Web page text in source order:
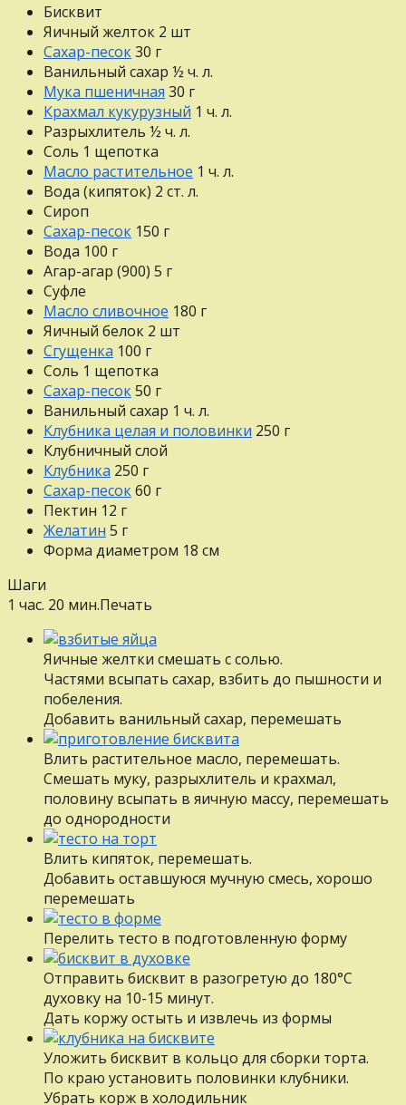
Бисквит
Яичный желток 2 шт
Сахар-песок30 г
Ванильный сахар ½ ч. л.
Мука пшеничная 30 г
Крахмал кукурузный 1 ч. л.
Разрыхлитель ½ ч. л.
Соль 1 щепотка
Масло растительное 1 ч. л.
Вода (кипяток) 2 ст. л.
Сироп
Сахар-песок 150 г
Вода 100 г
Агар-агар (900) 5 г
Суфле
Масло сливочное 180 г
Яичный белок 2 шт
Сгущенка 100 г
Соль 1 щепотка
Сахар-песок50 г
Ванильный сахар 1 ч. л.
Клубника целая и половинки 250 г
Клубничный слой
Клубника 250 г
Сахар-песок60 г
Пектин 12 г
Желатин 5 г
Форма диаметром 18 см
Шаги
1 час. 20 мин.Печать
Яичные желтки смешать с солью.
Частями всыпать сахар, взбить до пышности и
побеления.
Добавить ванильный сахар, перемешать
Влить растительное масло, перемешать.
Смешать муку, разрыхлитель и крахмал,
половину всыпать в яичную массу, перемешать
до однородности
Влить кипяток, перемешать.
Добавить оставшуюся мучную смесь, хорошо
перемешать
Перелить тесто в подготовленную форму
Отправить бисквит в разогретую до 180°С
духовку на 10-15 минут.
Дать коржу остыть и извлечь из формы
Уложить бисквит в кольцо для сборки торта.
По краю установить половинки клубники.
Убрать корж в холодильник